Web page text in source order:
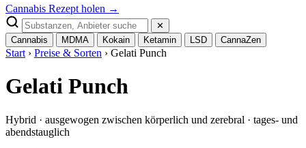
Cannabis Rezept holen →
✕
Cannabis
MDMA Kokain Ketamin LSD CannaZen
Start › Preise & Sorten › Gelati Punch
Gelati Punch
Hybrid · ausgewogen zwischen körperlich und zerebral · tages- und
abendstauglich